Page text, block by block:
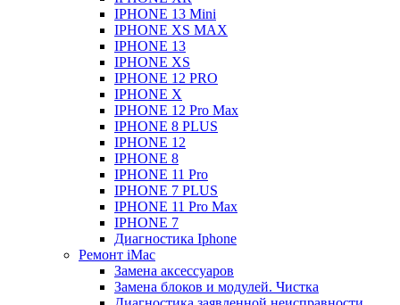
IPHONE 13 Mini
IPHONE XS MAX
IPHONE 13
IPHONE XS
IPHONE 12 PRO
IPHONE X
IPHONE 12 Pro Max
IPHONE 8 PLUS
IPHONE 12
IPHONE 8
IPHONE 11 Pro
IPHONE 7 PLUS
IPHONE 11 Pro Max
IPHONE 7
Диагностика Iphone
Ремонт iMac
Замена аксессуаров
Замена блоков и модулей. Чистка